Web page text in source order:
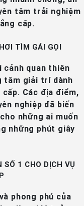
tâm trải nghiệm
cấp.
TÌM GÁI GỌI
cảnh quan thiên
tâm giải trí dành
Các địa điểm,
nghiệp đã biến
những ai muốn
những phút giây
1 CHO DỊCH VỤ
phong phú của